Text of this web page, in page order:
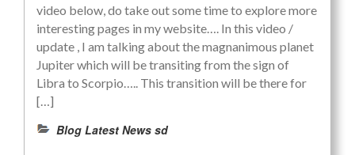
video below, do take out some time to explore more
interesting pages in my website…. In this video /
update , I am talking about the magnanimous planet
Jupiter which will be transiting from the sign of
Libra to Scorpio….. This transition will be there for
[…]
Blog Latest News sd